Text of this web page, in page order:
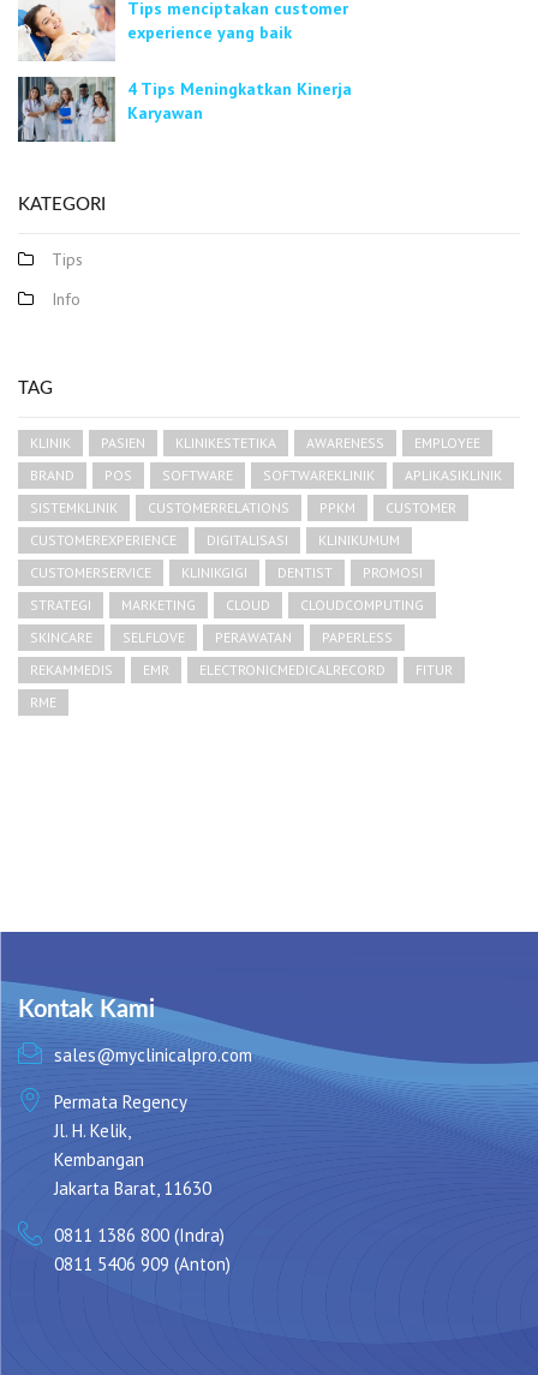
Tips menciptakan customer
experience yang baik
4 Tips Meningkatkan Kinerja
Karyawan
KATEGORI
Tips
Info
TAG
KLINIK PASIEN KLINIKESTETIKA AWARENESS
EMPLOYEE
BRAND
POS SOFTWARE SOFTWAREKLINIK
APLIKASIKLINIK
SISTEMKLINIK
CUSTOMERRELATIONS PPKM
CUSTOMER
CUSTOMEREXPERIENCE
DIGITALISASI
KLINIKUMUM
CUSTOMERSERVICE
KLINIKGIGI DENTIST
PROMOSI
STRATEGI
MARKETING CLOUD
CLOUDCOMPUTING
SKINCARE
SELFLOVE PERAWATAN
PAPERLESS
REKAMMEDIS
EMR ELECTRONICMEDICALRECORD
FITUR
RME
Kontak Kami
sales@myclinicalpro.com
Permata Regency
Jl. H. Kelik,
Kembangan
Jakarta Barat, 11630
0811 1386 800 (Indra)
0811 5406 909 (Anton)